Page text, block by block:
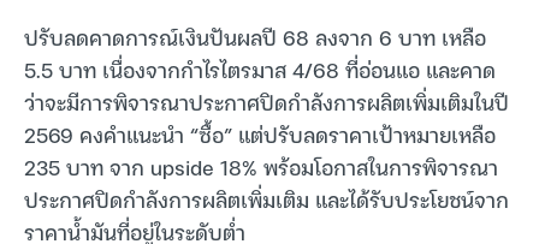
ปรับลดคาดการณ์เงินปันผลปี 68 ลงจาก 6 บาท เหลือ
5.5 บาท เนื่องจากกำไรไตรมาส 4/68 ที่อ่อนแอ และคาด
ว่าจะมีการพิจารณาประกาศปิดกำลังการผลิตเพิ่มเติมในปี
2569 คงคำแนะนำ “ซื้อ” แต่ปรับลดราคาเป้าหมายเหลือ
235 บาท จาก upside 18% พร้อมโอกาสในการพิจารณา
ประกาศปิดกำลังการผลิตเพิ่มเติม และได้รับประโยชน์จาก
ราคาน้ำมันที่อยู่ในระดับต่ำ